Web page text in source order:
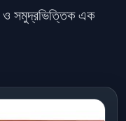
ও সমুদ্রভিত্তিক এক